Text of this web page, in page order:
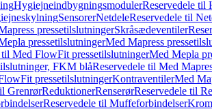
HygiejneindbygningsmodulerReservedele til
SensorerNetdeleReservedele til
pressetilslutningerSkråsædeventiler
pressetilslutningerMed Mapress
til Med FlowFit pressetilslutningerMed Mepla
FKM blåReservedele til Med
pressetilslutningerKontraventilerMed
GrenrørReduktionerRenserørReservedele til
Reservedele til Muffeforbindelser